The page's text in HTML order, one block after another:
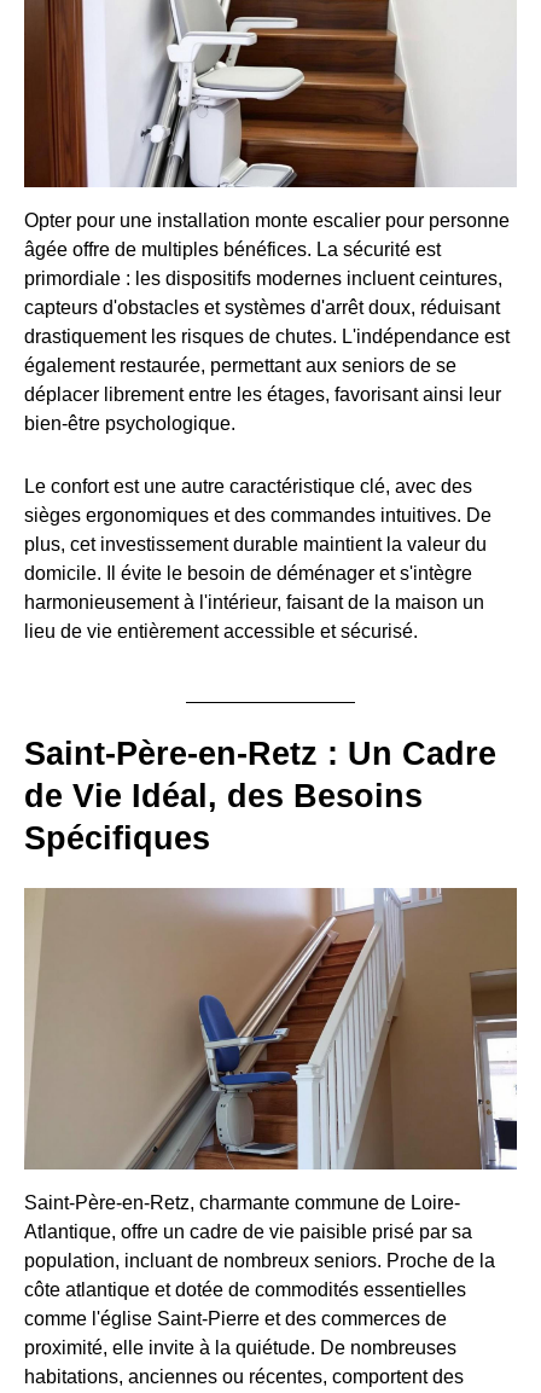
Opter pour une installation monte escalier pour personne
âgée offre de multiples bénéfices. La sécurité est
primordiale : les dispositifs modernes incluent ceintures,
capteurs d'obstacles et systèmes d'arrêt doux, réduisant
drastiquement les risques de chutes. L'indépendance est
également restaurée, permettant aux seniors de se
déplacer librement entre les étages, favorisant ainsi leur
bien-être psychologique.
Le confort est une autre caractéristique clé, avec des
sièges ergonomiques et des commandes intuitives. De
plus, cet investissement durable maintient la valeur du
domicile. Il évite le besoin de déménager et s'intègre
harmonieusement à l'intérieur, faisant de la maison un
lieu de vie entièrement accessible et sécurisé.
Saint-Père-en-Retz : Un Cadre
de Vie Idéal, des Besoins
Spécifiques
Saint-Père-en-Retz, charmante commune de Loire-
Atlantique, offre un cadre de vie paisible prisé par sa
population, incluant de nombreux seniors. Proche de la
côte atlantique et dotée de commodités essentielles
comme l'église Saint-Pierre et des commerces de
proximité, elle invite à la quiétude. De nombreuses
habitations, anciennes ou récentes, comportent des